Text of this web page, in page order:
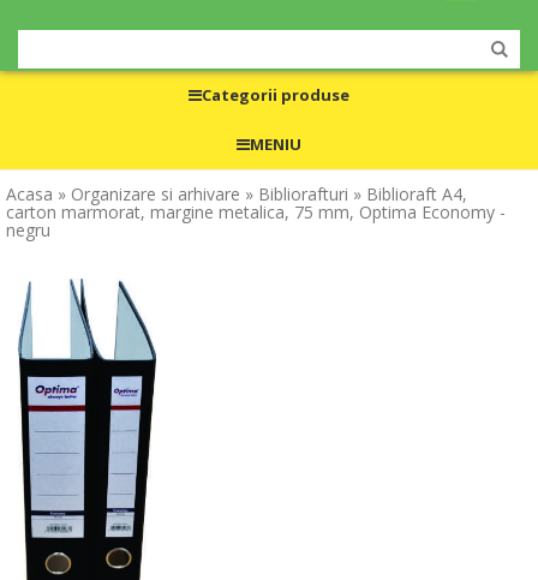
Categorii produse
MENIU
Acasa » Organizare si arhivare » Bibliorafturi » Biblioraft A4,
carton marmorat, margine metalica, 75 mm, Optima Economy -
negru